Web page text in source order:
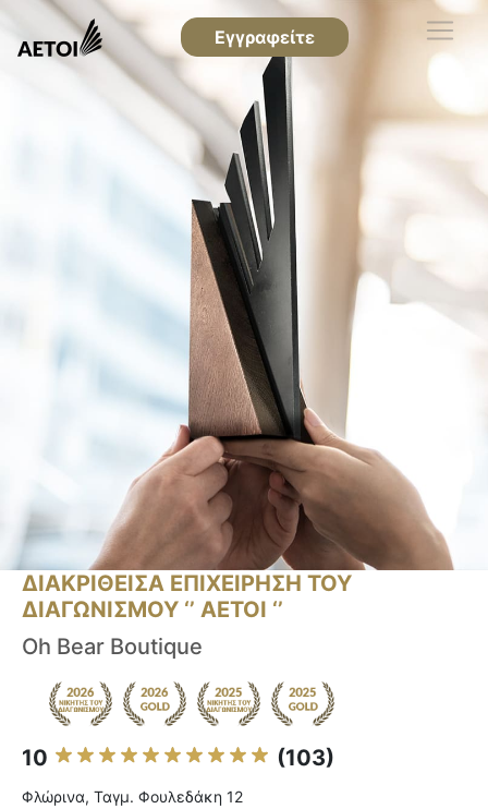
Εγγραφείτε
ΔΙΑΚΡΙΘΕΙΣΑ ΕΠΙΧΕΙΡΗΣΗ ΤΟΥ
ΔΙΑΓΩΝΙΣΜΟΥ ‘’ ΑΕΤΟΙ ‘’
Oh Bear Boutique
10 (103)
Φλώρινα, Ταγμ. Φουλεδάκη 12